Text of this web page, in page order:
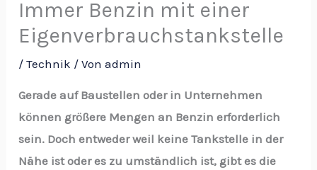
Immer Benzin mit einer
Eigenverbrauchstankstelle
/Technik / Vonadmin
Gerade auf Baustellen oder in Unternehmen
können größere Mengen an Benzin erforderlich
sein. Doch entweder weil keine Tankstelle in der
Nähe ist oder es zu umständlich ist, gibt es die